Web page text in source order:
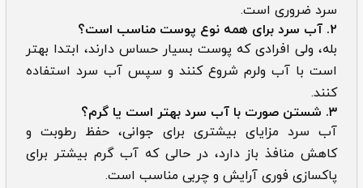
سرد ضروری است.
۲. آب سرد برای همه نوع پوست مناسب است؟
بله، ولی افرادی که پوست بسیار حساس دارند، ابتدا بهتر
است با آب ولرم شروع کنند و سپس آب سرد استفاده
کنند.
۳. شستن صورت با آب سرد بهتر است یا گرم؟
آب سرد مزایای بیشتری برای جوانی، حفظ رطوبت و
کاهش منافذ باز دارد، در حالی که آب گرم بیشتر برای
پاکسازی فوری آرایش و چربی مناسب است.